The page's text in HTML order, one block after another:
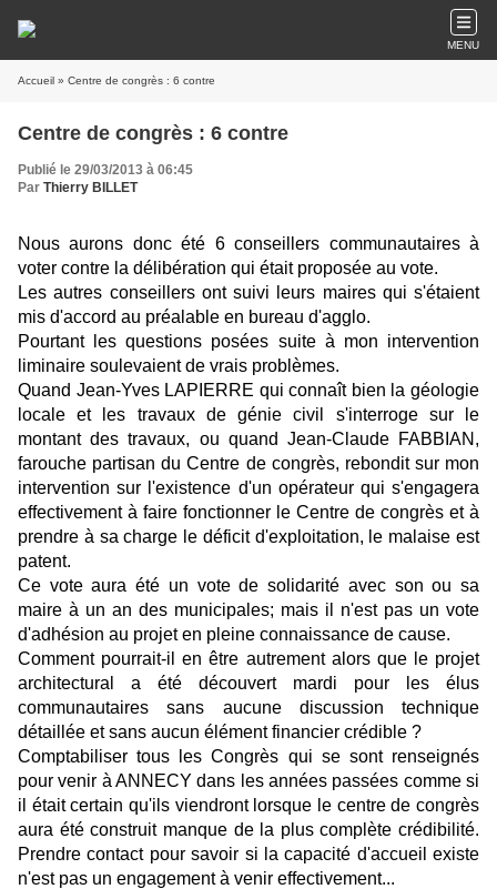
MENU
Accueil » Centre de congrès : 6 contre
Centre de congrès : 6 contre
Publié le 29/03/2013 à 06:45
Par Thierry BILLET
Nous aurons donc été 6 conseillers communautaires à
voter contre la délibération qui était proposée au vote.
Les autres conseillers ont suivi leurs maires qui s'étaient
mis d'accord au préalable en bureau d'agglo.
Pourtant les questions posées suite à mon intervention
liminaire soulevaient de vrais problèmes.
Quand Jean-Yves LAPIERRE qui connaît bien la géologie
locale et les travaux de génie civil s'interroge sur le
montant des travaux, ou quand Jean-Claude FABBIAN,
farouche partisan du Centre de congrès, rebondit sur mon
intervention sur l'existence d'un opérateur qui s'engagera
effectivement à faire fonctionner le Centre de congrès et à
prendre à sa charge le déficit d'exploitation, le malaise est
patent.
Ce vote aura été un vote de solidarité avec son ou sa
maire à un an des municipales; mais il n'est pas un vote
d'adhésion au projet en pleine connaissance de cause.
Comment pourrait-il en être autrement alors que le projet
architectural a été découvert mardi pour les élus
communautaires sans aucune discussion technique
détaillée et sans aucun élément financier crédible ?
Comptabiliser tous les Congrès qui se sont renseignés
pour venir à ANNECY dans les années passées comme si
il était certain qu'ils viendront lorsque le centre de congrès
aura été construit manque de la plus complète crédibilité.
Prendre contact pour savoir si la capacité d'accueil existe
n'est pas un engagement à venir effectivement...